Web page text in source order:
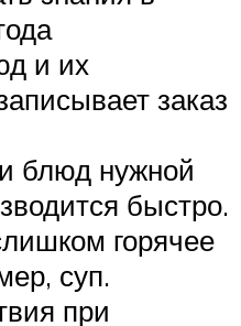
и их
заказ
блюд нужной
быстро.
горячее
суп.
при